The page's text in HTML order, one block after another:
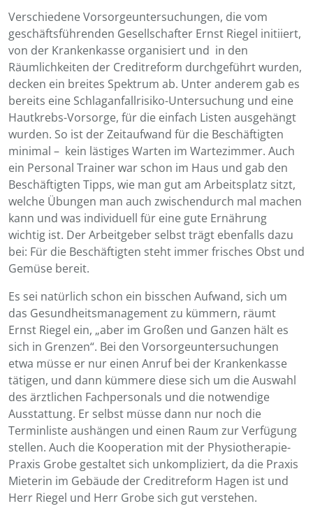
Verschiedene Vorsorgeuntersuchungen, die vom
geschäftsführenden Gesellschafter Ernst Riegel initiiert,
von der Krankenkasse organisiert und in den
Räumlichkeiten der Creditreform durchgeführt wurden,
decken ein breites Spektrum ab. Unter anderem gab es
bereits eine Schlaganfallrisiko-Untersuchung und eine
Hautkrebs-Vorsorge, für die einfach Listen ausgehängt
wurden. So ist der Zeitaufwand für die Beschäftigten
minimal – kein lästiges Warten im Wartezimmer. Auch
ein Personal Trainer war schon im Haus und gab den
Beschäftigten Tipps, wie man gut am Arbeitsplatz sitzt,
welche Übungen man auch zwischendurch mal machen
kann und was individuell für eine gute Ernährung
wichtig ist. Der Arbeitgeber selbst trägt ebenfalls dazu
bei: Für die Beschäftigten steht immer frisches Obst und
Gemüse bereit.
Es sei natürlich schon ein bisschen Aufwand, sich um
das Gesundheitsmanagement zu kümmern, räumt
Ernst Riegel ein, „aber im Großen und Ganzen hält es
sich in Grenzen“. Bei den Vorsorgeuntersuchungen
etwa müsse er nur einen Anruf bei der Krankenkasse
tätigen, und dann kümmere diese sich um die Auswahl
des ärztlichen Fachpersonals und die notwendige
Ausstattung. Er selbst müsse dann nur noch die
Terminliste aushängen und einen Raum zur Verfügung
stellen. Auch die Kooperation mit der Physiotherapie-
Praxis Grobe gestaltet sich unkompliziert, da die Praxis
Mieterin im Gebäude der Creditreform Hagen ist und
Herr Riegel und Herr Grobe sich gut verstehen.